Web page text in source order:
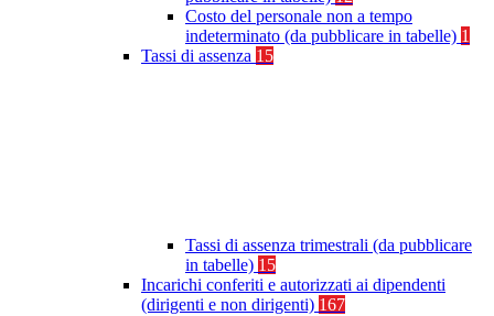
Costo del personale non a tempo
indeterminato (da pubblicare in tabelle) 1
Tassi di assenza 15
Tassi di assenza trimestrali (da pubblicare
in tabelle) 15
Incarichi conferiti e autorizzati ai dipendenti
(dirigenti e non dirigenti) 167